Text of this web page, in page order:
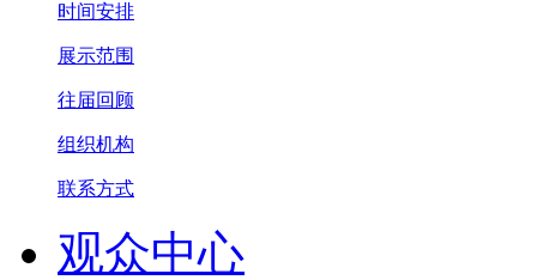
时间安排
展示范围
往届回顾
组织机构
联系方式
观众中心